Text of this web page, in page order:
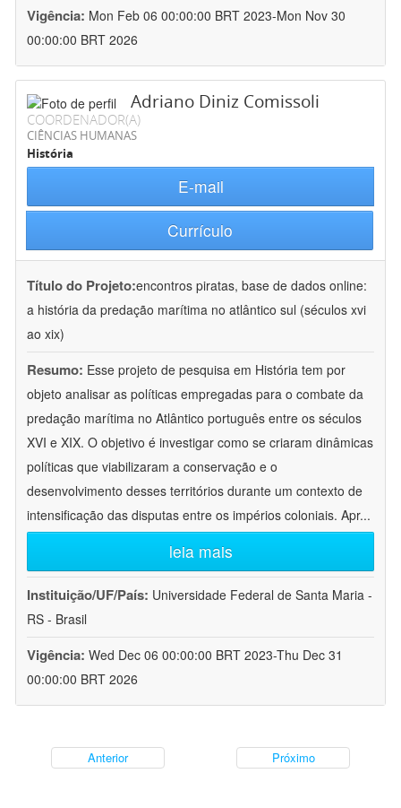
Vigência: Mon Feb 06 00:00:00 BRT 2023-Mon Nov 30
00:00:00 BRT 2026
Adriano Diniz Comissoli
COORDENADOR(A)
CIÊNCIAS HUMANAS
História
E-mail
Currículo
Título do Projeto:encontros piratas, base de dados online:
a história da predação marítima no atlântico sul (séculos xvi
ao xix)
Resumo: Esse projeto de pesquisa em História tem por
objeto analisar as políticas empregadas para o combate da
predação marítima no Atlântico português entre os séculos
XVI e XIX. O objetivo é investigar como se criaram dinâmicas
políticas que viabilizaram a conservação e o
desenvolvimento desses territórios durante um contexto de
intensificação das disputas entre os impérios coloniais. Apr...
leia mais
Instituição/UF/País: Universidade Federal de Santa Maria -
RS - Brasil
Vigência: Wed Dec 06 00:00:00 BRT 2023-Thu Dec 31
00:00:00 BRT 2026
Anterior Próximo